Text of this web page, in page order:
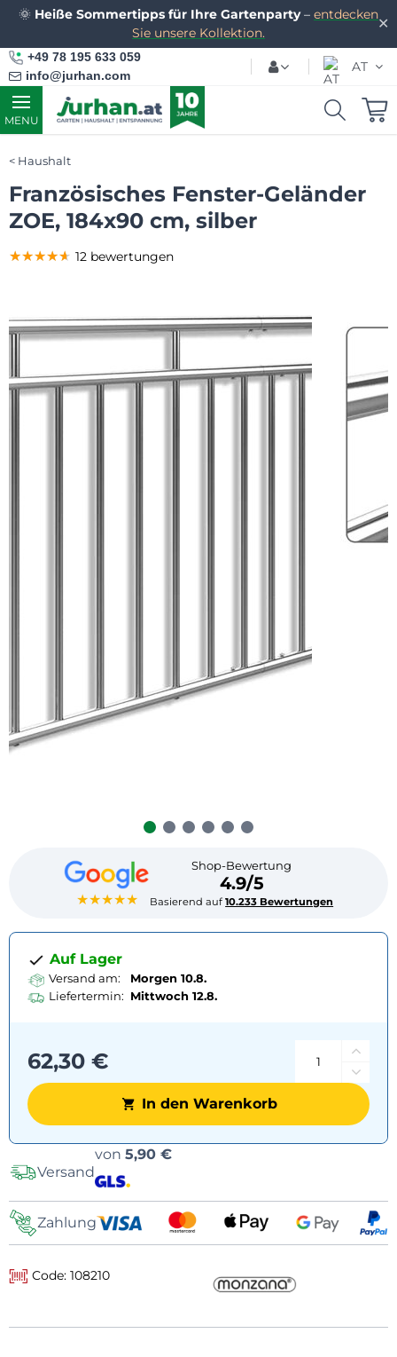
✕
🌞 Heiße Sommertipps für Ihre Gartenparty– entdecken
Sie unsere Kollektion.
+49 78 195 633 059
info@jurhan.com
AT
MENU
Haushalt
Französisches Fenster-Geländer
ZOE, 184x90 cm, silber
★★★★★
Shop-Bewertung
4.9/5
Basierend auf10.233 Bewertungen
★★★★★
★★★★★
★★★★★ 12 bewertungen
Auf Lager
Versand am:
Morgen 10.8.
Liefertermin: Mittwoch 12.8.
62,30 €
In den Warenkorb
Versand
von 5,90 €
Zahlung
Code: 108210